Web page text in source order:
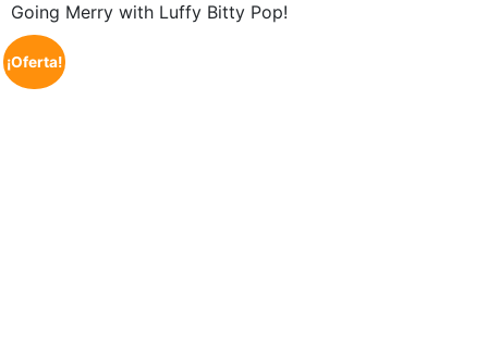
Going Merry with Luffy Bitty Pop!
¡Oferta!